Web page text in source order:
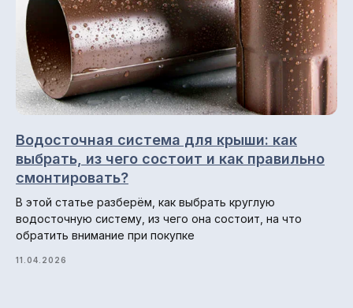
Водосточная система для крыши: как
выбрать, из чего состоит и как правильно
смонтировать?
В этой статье разберём, как выбрать круглую
водосточную систему, из чего она состоит, на что
обратить внимание при покупке
11.04.2026
Навигация по сайту
Главная
О компании
Металлосайдинг
Металлический штакетник
Профили для вентфасадов